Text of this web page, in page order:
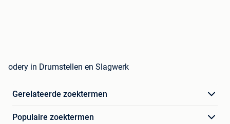
odery in Drumstellen en Slagwerk
Gerelateerde zoektermen
Populaire zoektermen